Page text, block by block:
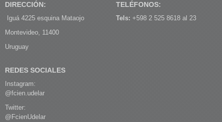
DIRECCIÓN:
Iguá 4225 esquina Mataojo
Montevideo, 11400
Uruguay
TELÉFONOS:
Tels: +598 2 525 8618 al 23
REDES SOCIALES
Instagram:
@fcien.udelar
Twitter:
@FcienUdelar